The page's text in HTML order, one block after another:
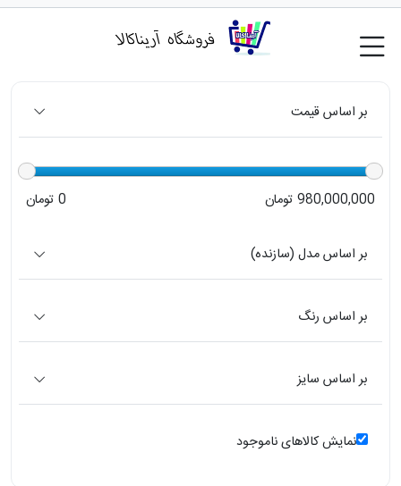
بر اساس قیمت
980,000,000 تومان 0 تومان
بر اساس مدل (سازنده)
بر اساس رنگ
بر اساس سایز
نمایش کالاهای ناموجود